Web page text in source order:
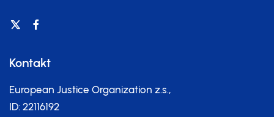
Kontakt
European Justice Organization z.s.,
ID: 22116192